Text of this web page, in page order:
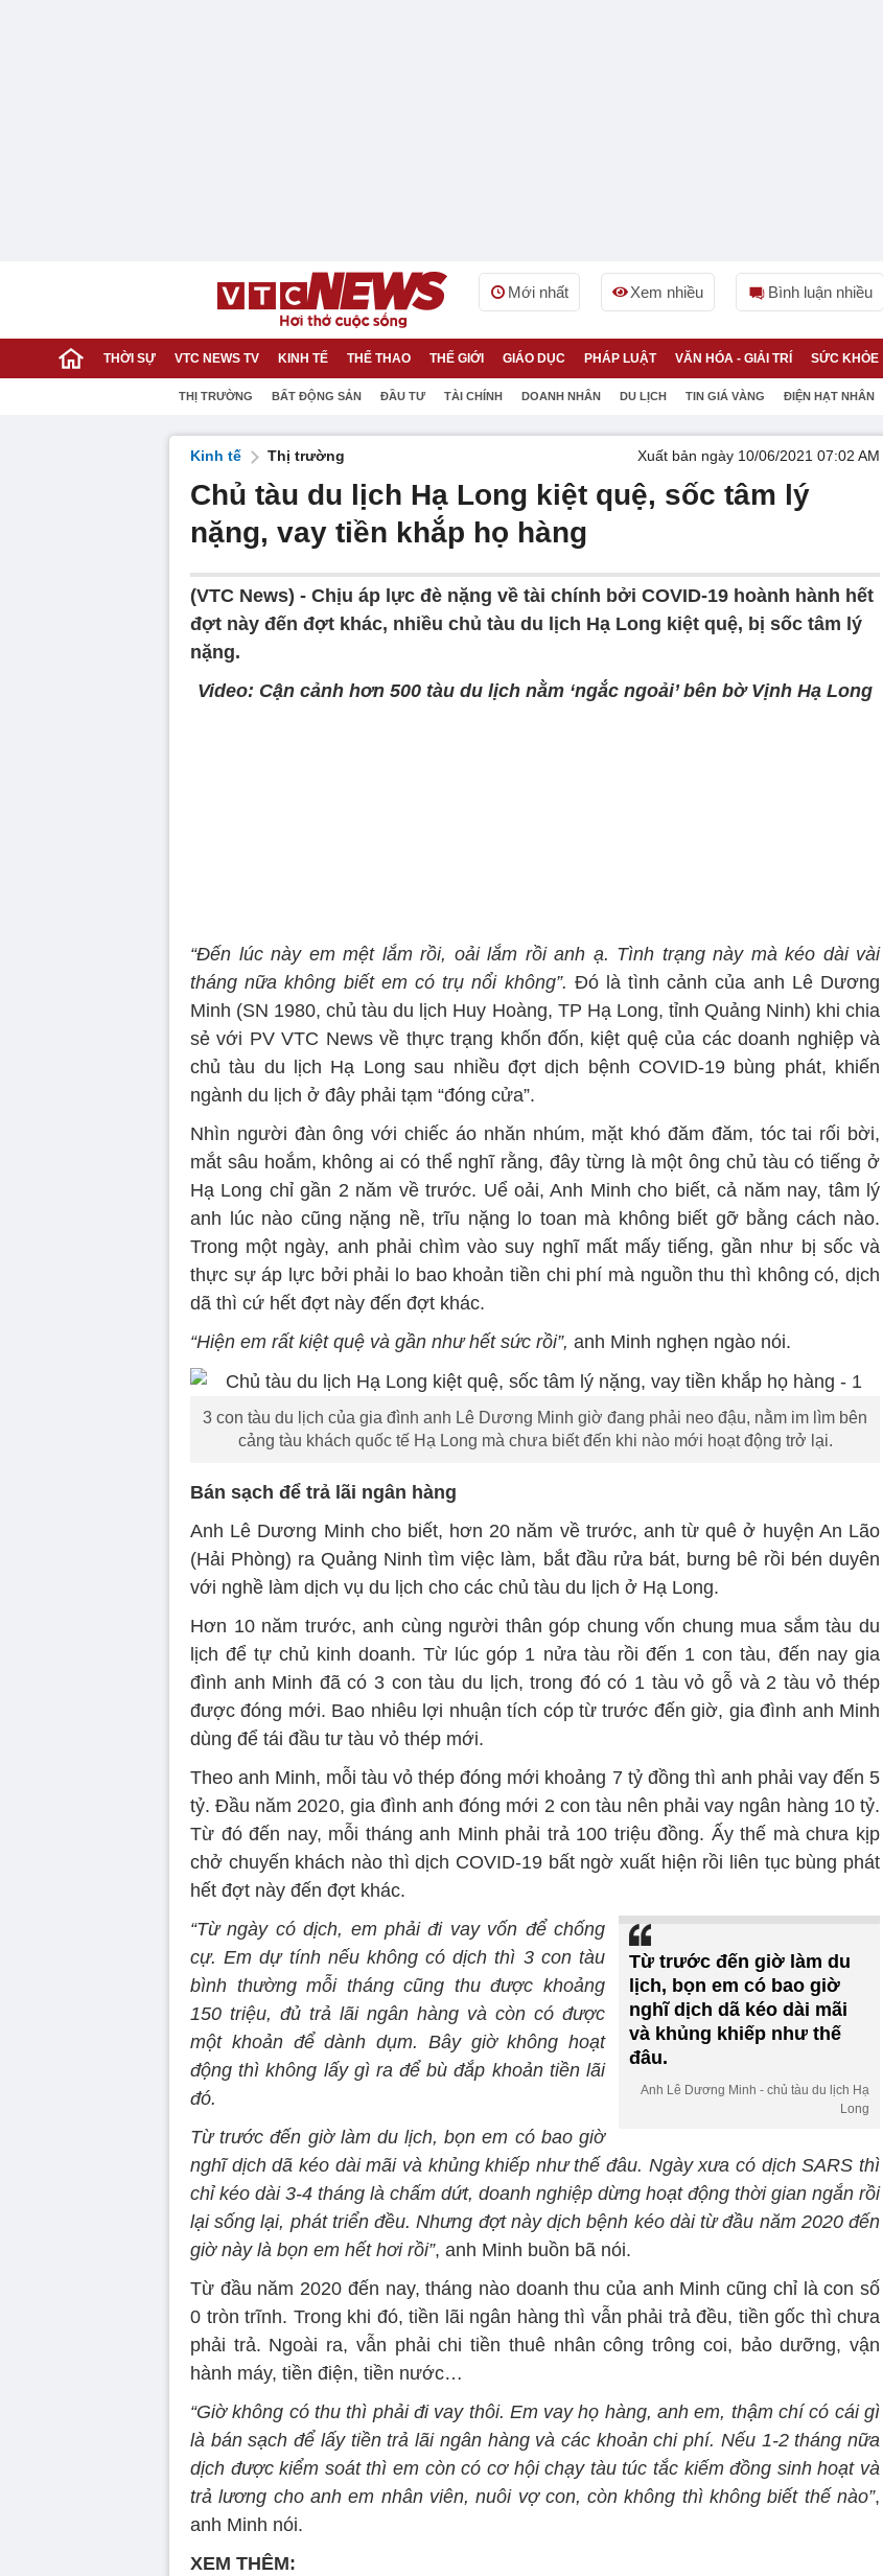
Mới nhất Xem nhiều Bình luận nhiều
THỜI SỰ VTC NEWS TV KINH TẾ THỂ THAO THẾ GIỚI GIÁO DỤC PHÁP LUẬT VĂN HÓA - GIẢI TRÍ SỨC KHỎE
THỊ TRƯỜNG BẤT ĐỘNG SẢN ĐẦU TƯ TÀI CHÍNH DOANH NHÂN DU LỊCH TIN GIÁ VÀNG ĐIỆN HẠT NHÂN
Kinh tế Thị trường Xuất bản ngày 10/06/2021 07:02 AM
Chủ tàu du lịch Hạ Long kiệt quệ, sốc tâm lý
nặng, vay tiền khắp họ hàng
(VTC News) - Chịu áp lực đè nặng về tài chính bởi COVID-19 hoành hành hết
đợt này đến đợt khác, nhiều chủ tàu du lịch Hạ Long kiệt quệ, bị sốc tâm lý
nặng.
Video: Cận cảnh hơn 500 tàu du lịch nằm ‘ngắc ngoải’ bên bờ Vịnh Hạ Long
“Đến lúc này em mệt lắm rồi, oải lắm rồi anh ạ. Tình trạng này mà kéo dài vài
tháng nữa không biết em có trụ nổi không”. Đó là tình cảnh của anh Lê Dương
Minh (SN 1980, chủ tàu du lịch Huy Hoàng, TP Hạ Long, tỉnh Quảng Ninh) khi chia
sẻ với PV VTC News về thực trạng khốn đốn, kiệt quệ của các doanh nghiệp và
chủ tàu du lịch Hạ Long sau nhiều đợt dịch bệnh COVID-19 bùng phát, khiến
ngành du lịch ở đây phải tạm “đóng cửa”.
Nhìn người đàn ông với chiếc áo nhăn nhúm, mặt khó đăm đăm, tóc tai rối bời,
mắt sâu hoắm, không ai có thể nghĩ rằng, đây từng là một ông chủ tàu có tiếng ở
Hạ Long chỉ gần 2 năm về trước. Uể oải, Anh Minh cho biết, cả năm nay, tâm lý
anh lúc nào cũng nặng nề, trĩu nặng lo toan mà không biết gỡ bằng cách nào.
Trong một ngày, anh phải chìm vào suy nghĩ mất mấy tiếng, gần như bị sốc và
thực sự áp lực bởi phải lo bao khoản tiền chi phí mà nguồn thu thì không có, dịch
dã thì cứ hết đợt này đến đợt khác.
“Hiện em rất kiệt quệ và gần như hết sức rồi”, anh Minh nghẹn ngào nói.
3 con tàu du lịch của gia đình anh Lê Dương Minh giờ đang phải neo đậu, nằm im lìm bên
cảng tàu khách quốc tế Hạ Long mà chưa biết đến khi nào mới hoạt động trở lại.
Bán sạch để trả lãi ngân hàng
Anh Lê Dương Minh cho biết, hơn 20 năm về trước, anh từ quê ở huyện An Lão
(Hải Phòng) ra Quảng Ninh tìm việc làm, bắt đầu rửa bát, bưng bê rồi bén duyên
với nghề làm dịch vụ du lịch cho các chủ tàu du lịch ở Hạ Long.
Hơn 10 năm trước, anh cùng người thân góp chung vốn chung mua sắm tàu du
lịch để tự chủ kinh doanh. Từ lúc góp 1 nửa tàu rồi đến 1 con tàu, đến nay gia
đình anh Minh đã có 3 con tàu du lịch, trong đó có 1 tàu vỏ gỗ và 2 tàu vỏ thép
được đóng mới. Bao nhiêu lợi nhuận tích cóp từ trước đến giờ, gia đình anh Minh
dùng để tái đầu tư tàu vỏ thép mới.
Theo anh Minh, mỗi tàu vỏ thép đóng mới khoảng 7 tỷ đồng thì anh phải vay đến 5
tỷ. Đầu năm 2020, gia đình anh đóng mới 2 con tàu nên phải vay ngân hàng 10 tỷ.
Từ đó đến nay, mỗi tháng anh Minh phải trả 100 triệu đồng. Ấy thế mà chưa kịp
chở chuyến khách nào thì dịch COVID-19 bất ngờ xuất hiện rồi liên tục bùng phát
hết đợt này đến đợt khác.
Từ trước đến giờ làm du
lịch, bọn em có bao giờ
nghĩ dịch dã kéo dài mãi
và khủng khiếp như thế
đâu.
Anh Lê Dương Minh - chủ tàu du lịch Hạ
Long
“Từ ngày có dịch, em phải đi vay vốn để chống
cự. Em dự tính nếu không có dịch thì 3 con tàu
bình thường mỗi tháng cũng thu được khoảng
150 triệu, đủ trả lãi ngân hàng và còn có được
một khoản để dành dụm. Bây giờ không hoạt
động thì không lấy gì ra để bù đắp khoản tiền lãi
đó.
Từ trước đến giờ làm du lịch, bọn em có bao giờ
nghĩ dịch dã kéo dài mãi và khủng khiếp như thế đâu. Ngày xưa có dịch SARS thì
chỉ kéo dài 3-4 tháng là chấm dứt, doanh nghiệp dừng hoạt động thời gian ngắn rồi
lại sống lại, phát triển đều. Nhưng đợt này dịch bệnh kéo dài từ đầu năm 2020 đến
giờ này là bọn em hết hơi rồi”, anh Minh buồn bã nói.
Từ đầu năm 2020 đến nay, tháng nào doanh thu của anh Minh cũng chỉ là con số
0 tròn trĩnh. Trong khi đó, tiền lãi ngân hàng thì vẫn phải trả đều, tiền gốc thì chưa
phải trả. Ngoài ra, vẫn phải chi tiền thuê nhân công trông coi, bảo dưỡng, vận
hành máy, tiền điện, tiền nước…
“Giờ không có thu thì phải đi vay thôi. Em vay họ hàng, anh em, thậm chí có cái gì
là bán sạch để lấy tiền trả lãi ngân hàng và các khoản chi phí. Nếu 1-2 tháng nữa
dịch được kiểm soát thì em còn có cơ hội chạy tàu túc tắc kiếm đồng sinh hoạt và
trả lương cho anh em nhân viên, nuôi vợ con, còn không thì không biết thế nào”,
anh Minh nói.
XEM THÊM: